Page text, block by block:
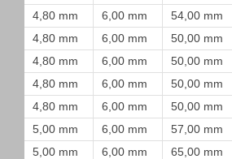
4,80 mm
6,00 mm 54,00 mm
4,80 mm
6,00 mm 50,00 mm
4,80 mm
6,00 mm 50,00 mm
4,80 mm
6,00 mm 50,00 mm
4,80 mm
6,00 mm 50,00 mm
5,00 mm
6,00 mm 57,00 mm
5,00 mm
6,00 mm 65,00 mm